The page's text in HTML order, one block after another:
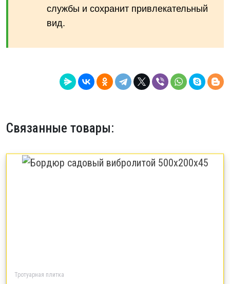
службы и сохранит привлекательный
вид.
Связанные товары:
Тротуарная плитка